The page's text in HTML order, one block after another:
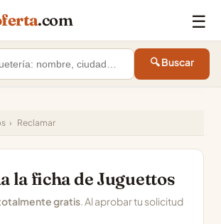
.com ☰
🔍 Buscar
› Reclamar
la ficha de Juguettos
gratis. Al aprobar tu solicitud